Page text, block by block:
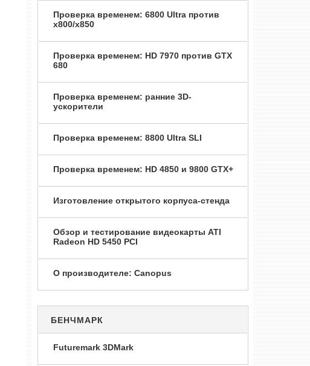
Проверка временем: 6800 Ultra против
x800/x850
Проверка временем: HD 7970 против GTX
680
Проверка временем: ранние 3D-
ускорители
Проверка временем: 8800 Ultra SLI
Проверка временем: HD 4850 и 9800 GTX+
Изготовление открытого корпуса-стенда
Обзор и тестирование видеокарты ATI
Radeon HD 5450 PCI
О производителе: Canopus
БЕНЧМАРК
Futuremark 3DMark